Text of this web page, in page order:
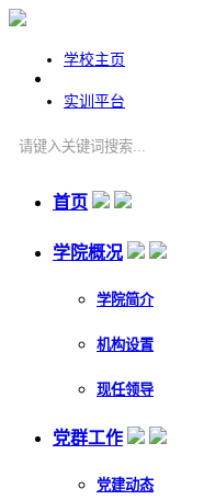
学校主页
实训平台
首页
学院概况
学院简介
机构设置
现任领导
党群工作
党建动态